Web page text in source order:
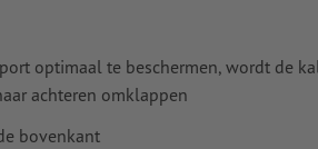
optimaal te beschermen, wordt de
achteren omklappen
bovenkant